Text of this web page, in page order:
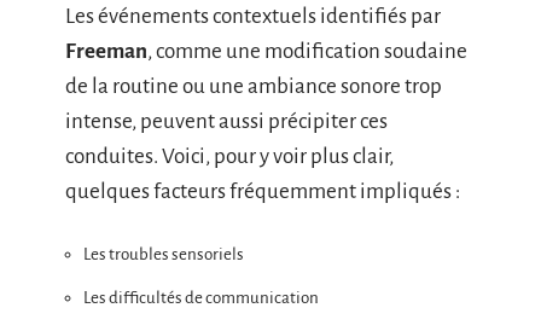
Les événements contextuels identifiés par
Freeman, comme une modification soudaine
de la routine ou une ambiance sonore trop
intense, peuvent aussi précipiter ces
conduites. Voici, pour y voir plus clair,
quelques facteurs fréquemment impliqués :
Les troubles sensoriels
Les difficultés de communication